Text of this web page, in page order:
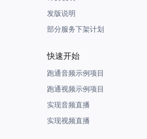
框架
Unity
Flutter
React Native
Cocos Creator
Cocos2d-x
发版说明
部分服务下架计划
快速开始
跑通音频示例项目
跑通视频示例项目
实现音频直播
实现视频直播